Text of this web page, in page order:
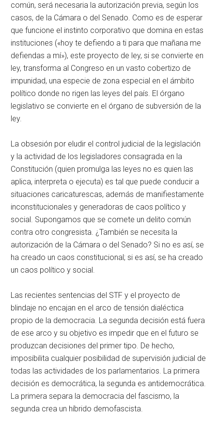
común, será necesaria la autorización previa, según los
casos, de la Cámara o del Senado. Como es de esperar
que funcione el instinto corporativo que domina en estas
instituciones («hoy te defiendo a ti para que mañana me
defiendas a mí»), este proyecto de ley, si se convierte en
ley, transforma al Congreso en un vasto cobertizo de
impunidad, una especie de zona especial en el ámbito
político donde no rigen las leyes del país. El órgano
legislativo se convierte en el órgano de subversión de la
ley.
La obsesión por eludir el control judicial de la legislación
y la actividad de los legisladores consagrada en la
Constitución (quien promulga las leyes no es quien las
aplica, interpreta o ejecuta) es tal que puede conducir a
situaciones caricaturescas, además de manifiestamente
inconstitucionales y generadoras de caos político y
social. Supongamos que se comete un delito común
contra otro congresista. ¿También se necesita la
autorización de la Cámara o del Senado? Si no es así, se
ha creado un caos constitucional; si es así, se ha creado
un caos político y social.
Las recientes sentencias del STF y el proyecto de
blindaje no encajan en el arco de tensión dialéctica
propio de la democracia. La segunda decisión está fuera
de ese arco y su objetivo es impedir que en el futuro se
produzcan decisiones del primer tipo. De hecho,
imposibilita cualquier posibilidad de supervisión judicial de
todas las actividades de los parlamentarios. La primera
decisión es democrática, la segunda es antidemocrática.
La primera separa la democracia del fascismo, la
segunda crea un híbrido demofascista.